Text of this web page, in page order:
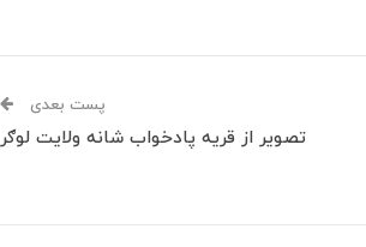
پست بعدی
تصویر از قریه پادخواب شانه ولایت لوګر